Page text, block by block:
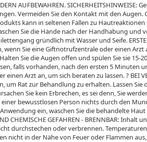
AUFBEWAHREN. SICHERHEITSHINWEISE:
Vermeiden Sie den Kontakt mit den Augen.
kann in seltenen Fällen zu
Sie die Hände nach der Handhabung und
gründlich mit Wasser und Seife.
Sie eine Giftnotrufzentrale oder einen
Halten Sie die Augen offen und spülen Sie sie
falls vorhanden, nach den ersten 5 Minuten
Arzt an, um sich beraten zu lassen. ? BEI
Rat zur Behandlung zu erhalten. Lassen Sie
Sie kein Erbrechen, es sei denn, Sie
bewusstlosen Person nichts durch den
ein, waschen Sie die behandelte
CHEMISCHE GEFAHREN - BRENNBAR: Inhalt
durchstechen oder verbrennen.
nicht in der Nähe von Feuer oder Flammen